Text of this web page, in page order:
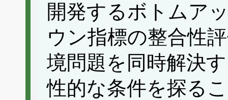
開発するボトムア
ウン指標の整合性
境問題を同時解決
性的な条件を探る